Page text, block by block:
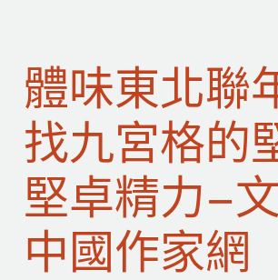
體味東北聯
找九宮格的
堅卓精力–
中國作家網